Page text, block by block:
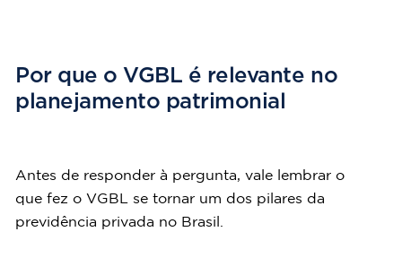
Por que o VGBL é relevante no
planejamento patrimonial
Antes de responder à pergunta, vale lembrar o
que fez o VGBL se tornar um dos pilares da
previdência privada no Brasil.